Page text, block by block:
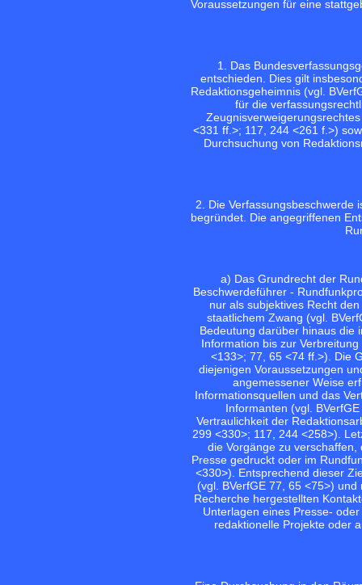
Voraussetzungen für eine
1. Das
entschieden. Dies gilt
Redaktionsgeheimnis (vgl.
für die
<331 ff.>; 117, 244 <261 f.>)
Durchsuchung von
2. Die Verfassungsbeschwerde
begründet. Die angegriffenen
a) Das Grundrecht der
Beschwerdeführer -
nur als subjektives Recht
staatlichem Zwang (vgl.
Bedeutung darüber hinaus die
Information bis zur
<133>; 77, 65 <74 ff.>). Die
diejenigen Voraussetzungen
angemessener Weise
Informationsquellen und das
Informanten (vgl.
Vertraulichkeit der
299 <330>; 117, 244 <258>).
die Vorgänge zu
Presse gedruckt oder im
<330>). Entsprechend dieser
(vgl. BVerfGE 77, 65 <75>) und
Recherche hergestellten
Unterlagen eines Presse-
redaktionelle Projekte oder